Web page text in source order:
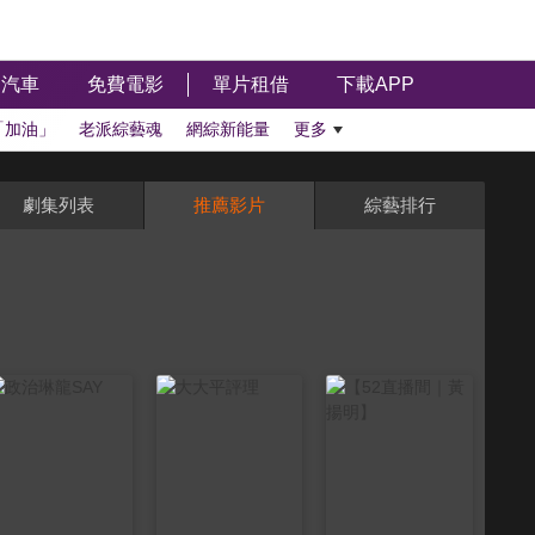
汽車 免費電影 單片租借 下載APP
油」 老派綜藝魂 網綜新能量 更多
劇集列表 推薦影片 綜藝排行